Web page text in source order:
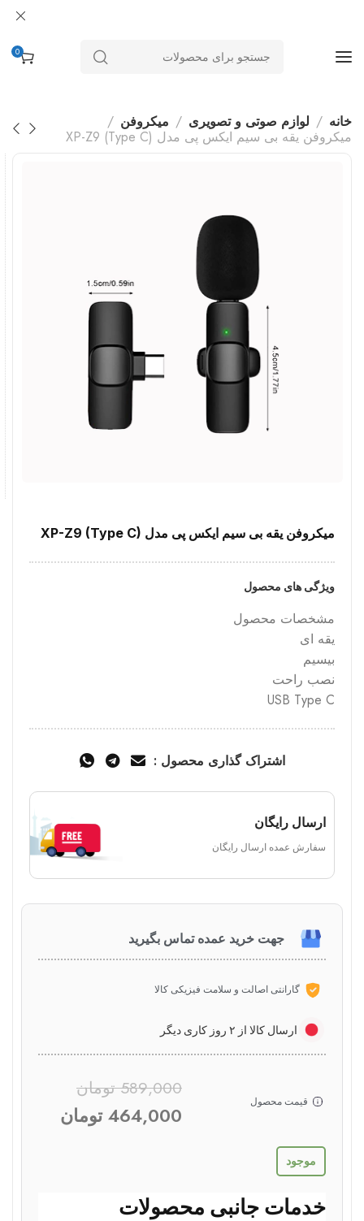
0
خانه لوازم صوتی و تصویری
میکروفن
میکروفن یقه بی سیم ایکس پی مدل XP-Z9 (Type C)
میکروفن یقه بی سیم ایکس پی مدل XP-Z9 (Type C)
ویژگی های محصول
مشخصات محصول
یقه ای
بیسیم
نصب راحت
USB Type C
اشتراک گذاری محصول :
ارسال رایگان
سفارش عمده ارسال رایگان
جهت خرید عمده تماس بگیرید
گارانتی اصالت و سلامت فیزیکی کالا
ارسال کالا از ۲ روز کاری دیگر
قیمت محصول
589,000 تومان
464,000 تومان
موجود
خدمات جانبی محصولات